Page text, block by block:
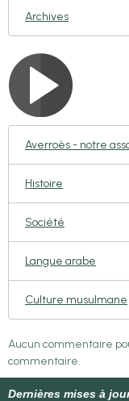
Archives
Averroès - notre
Histoire
Société
Langue arabe
Culture musulmane
Aucun commentaire
commentaire.
Dernières mises à